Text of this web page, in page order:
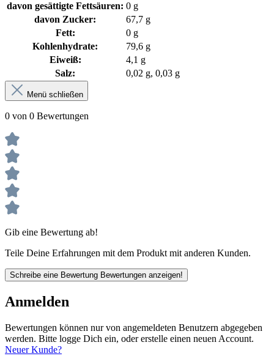
davon gesättigte Fettsäuren: 0 g
davon Zucker:
67,7 g
Fett:
0 g
Kohlenhydrate:
79,6 g
Eiweiß:
4,1 g
Salz:
0,02 g, 0,03 g
Menü schließen
0 von 0 Bewertungen
Gib eine Bewertung ab!
Teile Deine Erfahrungen mit dem Produkt mit anderen Kunden.
Schreibe eine Bewertung Bewertungen anzeigen!
Anmelden
Bewertungen können nur von angemeldeten Benutzern abgegeben
werden. Bitte logge Dich ein, oder erstelle einen neuen Account.
Neuer Kunde?